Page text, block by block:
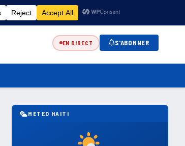
FR EN ES KR
EN DIRECT S'ABONNER
METEO HAITI